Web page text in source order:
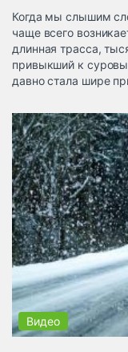
Когда мы слышим
чаще всего
длинная трасса,
привыкший к
давно стала шире